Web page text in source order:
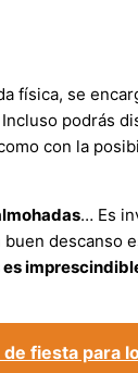
física, se
Incluso podrás
con la
… Es
descanso
fiesta para